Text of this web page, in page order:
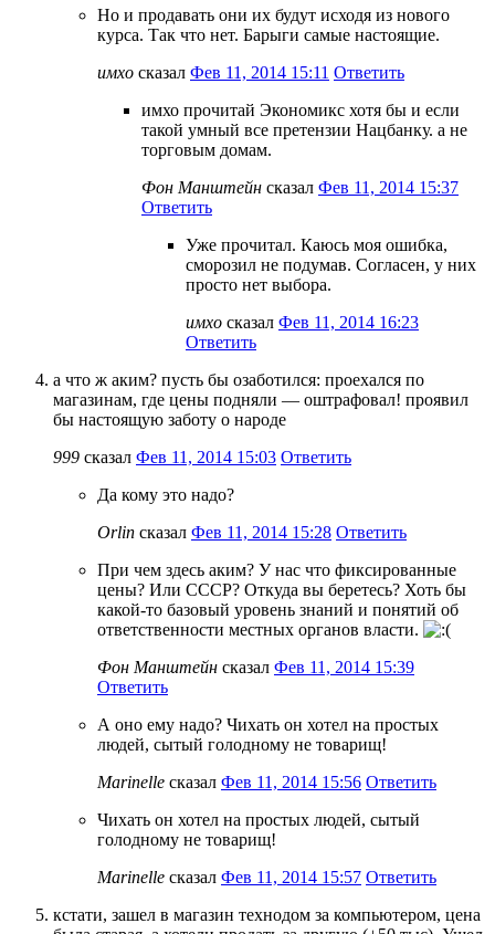
Но и продавать они их будут исходя из нового
курса. Так что нет. Барыги самые настоящие.
имхо сказал Фев 11, 2014 15:11 Ответить
имхо прочитай Экономикс хотя бы и если
такой умный все претензии Нацбанку. а не
торговым домам.
Фон Манштейн сказал Фев 11, 2014 15:37
Ответить
Уже прочитал. Каюсь моя ошибка,
сморозил не подумав. Согласен, у них
просто нет выбора.
имхо сказал Фев 11, 2014 16:23
Ответить
а что ж аким? пусть бы озаботился: проехался по
магазинам, где цены подняли — оштрафовал! проявил
бы настоящую заботу о народе
999 сказал Фев 11, 2014 15:03 Ответить
Да кому это надо?
Orlin сказал Фев 11, 2014 15:28 Ответить
При чем здесь аким? У нас что фиксированные
цены? Или СССР? Откуда вы беретесь? Хоть бы
какой-то базовый уровень знаний и понятий об
ответственности местных органов власти.
Фон Манштейн сказал Фев 11, 2014 15:39
Ответить
А оно ему надо? Чихать он хотел на простых
людей, сытый голодному не товарищ!
Marinelle сказал Фев 11, 2014 15:56 Ответить
Чихать он хотел на простых людей, сытый
голодному не товарищ!
Marinelle сказал Фев 11, 2014 15:57 Ответить
кстати, зашел в магазин технодом за компьютером, цена